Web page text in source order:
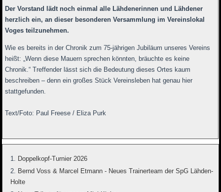
Der Vorstand lädt noch einmal alle Lähdenerinnen und Lähdener
herzlich ein, an dieser besonderen Versammlung im Vereinslokal
Voges teilzunehmen.
Wie es bereits in der Chronik zum 75-jährigen Jubiläum unseres Vereins
heißt: „Wenn diese Mauern sprechen könnten, bräuchte es keine
Chronik.“ Treffender lässt sich die Bedeutung dieses Ortes kaum
beschreiben – denn ein großes Stück Vereinsleben hat genau hier
stattgefunden.
Text/Foto: Paul Freese / Eliza Purk
Doppelkopf-Turnier 2026
Bernd Voss & Marcel Etmann - Neues Trainerteam der SpG Lähden-
Holte